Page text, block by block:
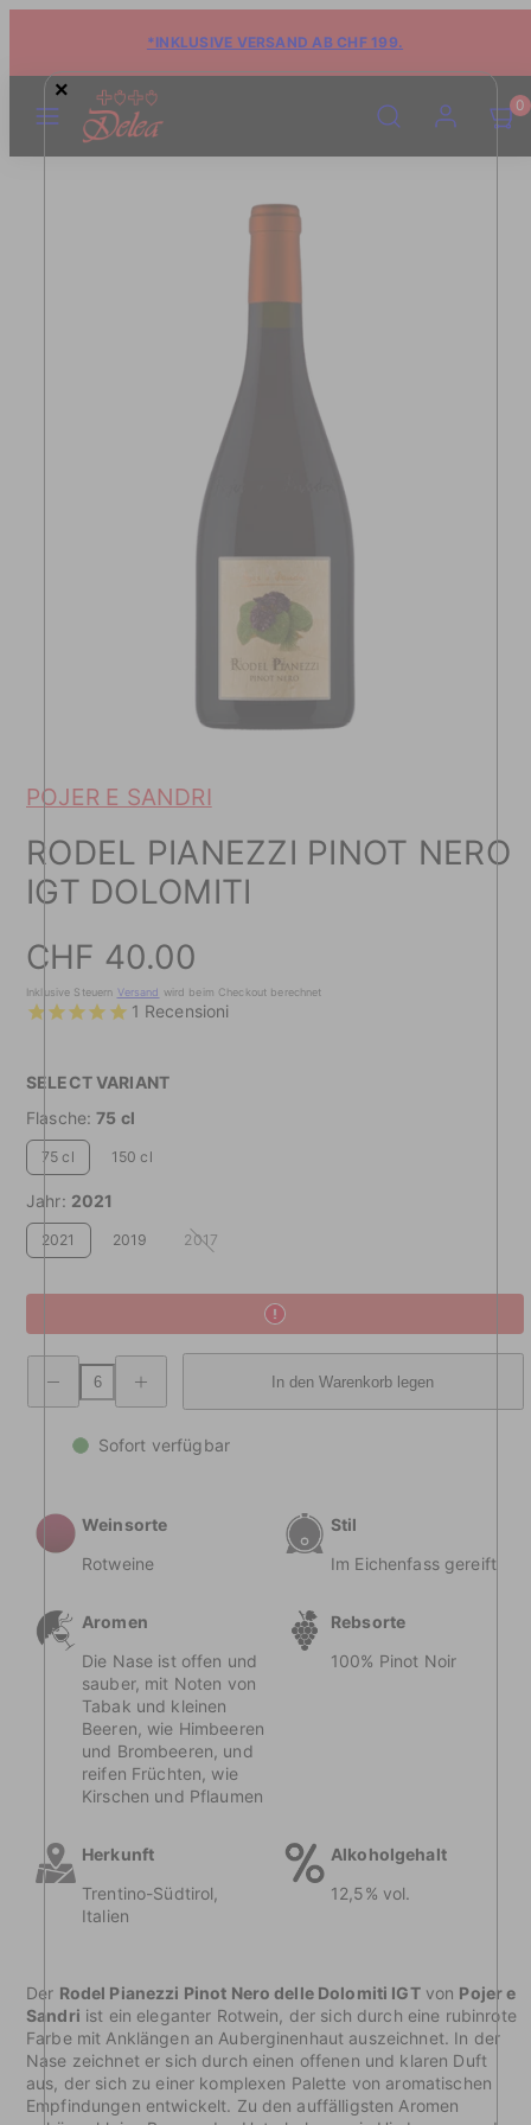
*INKLUSIVE VERSAND AB CHF 199.
MENÜ SUCHE KONTO
(0)
(0)
0
POJER E SANDRI
RODEL PIANEZZI PINOT NERO
IGT DOLOMITI
Preis
CHF 40.00
Inklusive Steuern Versand wird beim Checkout berechnet
1 Recensioni
SELECT VARIANT
Flasche: 75 cl
75 cl 150 cl
Jahr: 2021
2021 2019 2017
Nicht
Verringerung
der
Menge
Pianezzi
Dolomiti
Menge
Rodel
Pinot
Nero
In den Warenkorb legen
Sofort verfügbar
Weinsorte
Rotweine
Stil
Im Eichenfass gereift
Aromen
Die Nase ist offen und
sauber, mit Noten von
Tabak und kleinen
Beeren, wie Himbeeren
und Brombeeren, und
reifen Früchten, wie
Kirschen und Pflaumen
Rebsorte
100% Pinot Noir
Herkunft
Trentino-Südtirol,
Italien
Alkoholgehalt
12,5% vol.
Der Rodel Pianezzi Pinot Nero delle Dolomiti IGTvon Pojer e
Sandri ist ein eleganter Rotwein, der sich durch eine rubinrote
Farbe mit Anklängen an Auberginenhaut auszeichnet. In der
Nase zeichnet er sich durch einen offenen und klaren Duft
aus, der sich zu einer komplexen Palette von aromatischen
Empfindungen entwickelt. Zu den auffälligsten Aromen
×